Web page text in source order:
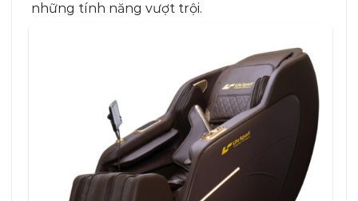
những tính năng vượt trội.